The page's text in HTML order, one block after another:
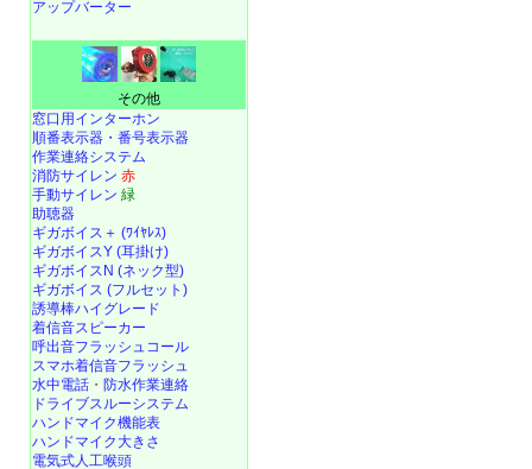
アップバーター
その他
窓口用インターホン
順番表示器・番号表示器
作業連絡システム
消防サイレン 赤
手動サイレン 緑
助聴器
ギガボイス＋ (ﾜｲﾔﾚｽ)
ギガボイスY (耳掛け)
ギガボイスN (ネック型)
ギガボイス (フルセット)
誘導棒ハイグレード
着信音スピーカー
呼出音フラッシュコール
スマホ着信音フラッシュ
水中電話 ・ 防水作業連絡
ドライブスルーシステム
ハンドマイク機能表
ハンドマイク大きさ
電気式人工喉頭